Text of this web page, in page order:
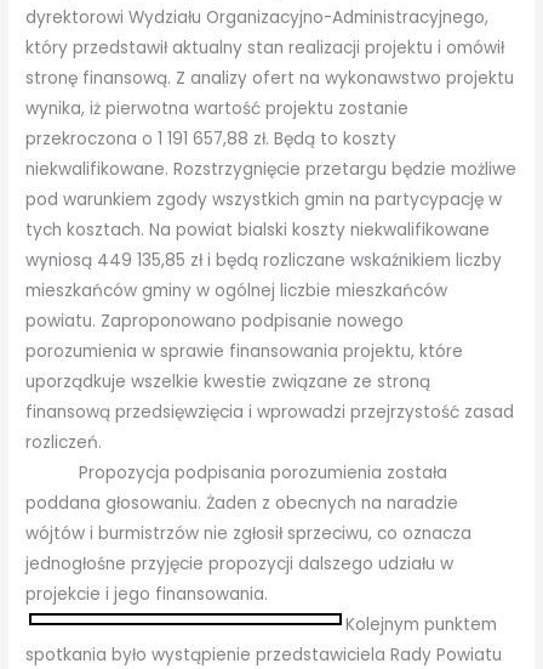
dyrektorowi Wydziału Organizacyjno-Administracyjnego,
który przedstawił aktualny stan realizacji projektu i omówił
stronę finansową. Z analizy ofert na wykonawstwo projektu
wynika, iż pierwotna wartość projektu zostanie
przekroczona o 1 191 657,88 zł. Będą to koszty
niekwalifikowane. Rozstrzygnięcie przetargu będzie możliwe
pod warunkiem zgody wszystkich gmin na partycypację w
tych kosztach. Na powiat bialski koszty niekwalifikowane
wyniosą 449 135,85 zł i będą rozliczane wskaźnikiem liczby
mieszkańców gminy w ogólnej liczbie mieszkańców
powiatu. Zaproponowano podpisanie nowego
porozumienia w sprawie finansowania projektu, które
uporządkuje wszelkie kwestie związane ze stroną
finansową przedsięwzięcia i wprowadzi przejrzystość zasad
rozliczeń.
Propozycja podpisania porozumienia została
poddana głosowaniu. Żaden z obecnych na naradzie
wójtów i burmistrzów nie zgłosił sprzeciwu, co oznacza
jednogłośne przyjęcie propozycji dalszego udziału w
projekcie i jego finansowania.
Kolejnym punktem
spotkania było wystąpienie przedstawiciela Rady Powiatu